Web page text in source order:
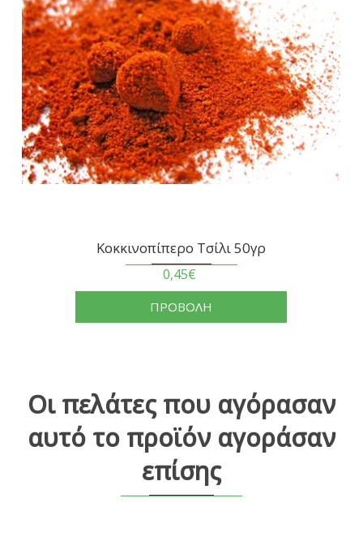
Κοκκινοπίπερο Τσίλι 50γρ
0,45€
ΠΡΟΒΟΛΗ
Οι πελάτες που αγόρασαν
αυτό το προϊόν αγοράσαν
επίσης